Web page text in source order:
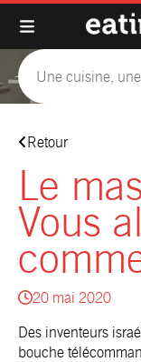
Retour
Le
Vous
20 mai 2020
Des inventeurs
bouche